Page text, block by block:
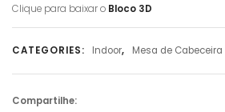
Clique para baixar o Bloco 3D
CATEGORIES: Indoor, Mesa de Cabeceira
Compartilhe: